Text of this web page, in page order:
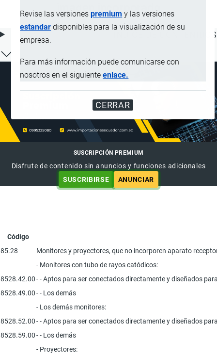
Revise las versionespremium y las versiones
estandar disponibles para la visualización de su
empresa.
Para más información puede comunicarse con
nosotros en el siguienteenlace.
CERRAR
imagen incorporado
ÍNDICE DE CONTENIDOS
SUSCRIPCIÓN PREMIUM
Disfrute de contenido sin anuncios y funciones adicionales
SUSCRIBIRSE
ANUNCIAR
Código
85.28
Monitores y proyectores, que no incorporen aparato
- Monitores con tubo de rayos catódicos:
8528.42.00- - Aptos para ser conectados directamente y diseñados
8528.49.00- - Los demás
- Los demás monitores:
8528.52.00- - Aptos para ser conectados directamente y diseñados
8528.59.00- - Los demás
- Proyectores: